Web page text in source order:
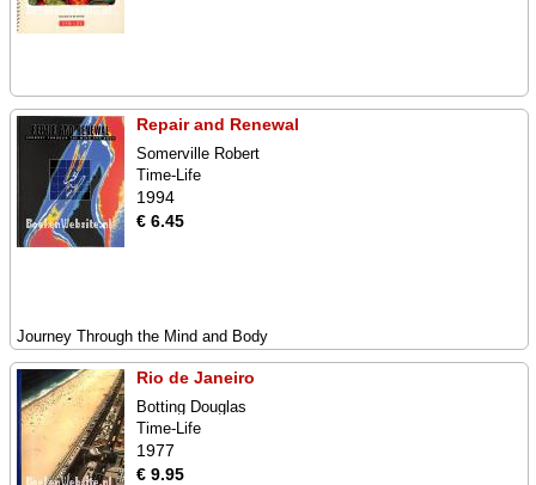
Repair and Renewal
Somerville Robert
Time-Life
1994
€ 6.45
Journey Through the Mind and Body
Rio de Janeiro
Botting Douglas
Time-Life
1977
€ 9.95